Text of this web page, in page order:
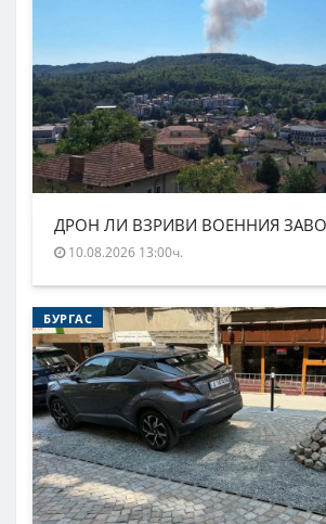
ДРОН ЛИ ВЗРИВИ ВОЕННИЯ
10.08.2026 13:00ч.
БУРГАС